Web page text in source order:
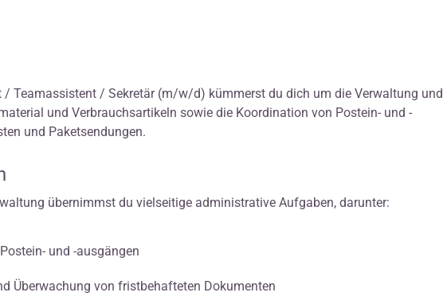
Teamassistent / Sekretär (m/w/d) kümmerst du dich um die Verwaltung und
und Verbrauchsartikeln sowie die Koordination von Postein- und -
und Paketsendungen.
übernimmst du vielseitige administrative Aufgaben, darunter:
und -ausgängen
Überwachung von fristbehafteten Dokumenten